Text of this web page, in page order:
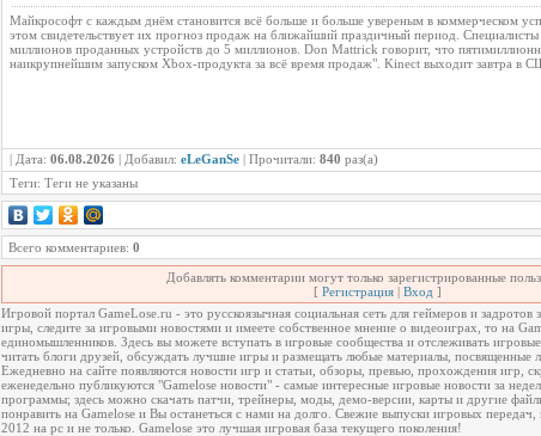
Майкрософт с каждым днём становится всё больше и больше увереным в коммерческом
этом свидетельствует их прогноз продаж на ближайший праздичный период.
миллионов проданных устройств до 5 миллионов. Don Mattrick говорит, что
наикрупнейшим запуском Xbox-продукта за всё время продаж". Kinect выходит завтра в
| Дата: 06.08.2026 | Добавил: eLeGanSe | Прочитали: 840 раз(а)
Теги: Теги не указаны
Всего комментариев: 0
Добавлять комментарии могут только зарегистрированные
[ Регистрация | Вход ]
Игровой портал GameLose.ru - это русскоязычная социальная сеть для геймеров и
игры, следите за игровыми новостями и имеете собственное мнение о видеоиграх, то на
единомышленников. Здесь вы можете вступать в игровые сообщества и отслеживать
читать блоги друзей, обсуждать лучшие игры и размещать любые материалы, посвященные
Ежедневно на сайте появляются новости игр и статьи, обзоры, превью, прохождения игр,
еженедельно публикуются "Gamelose новости" - самые интересные игровые новости за
программы; здесь можно скачать патчи, трейнеры, моды, демо-версии, карты и другие
понравить на Gamelose и Вы останеться с нами на долго. Свежие выпуски игровых
2012 на pc и не только. Gamelose это лучшая игровая база текущего поколения!